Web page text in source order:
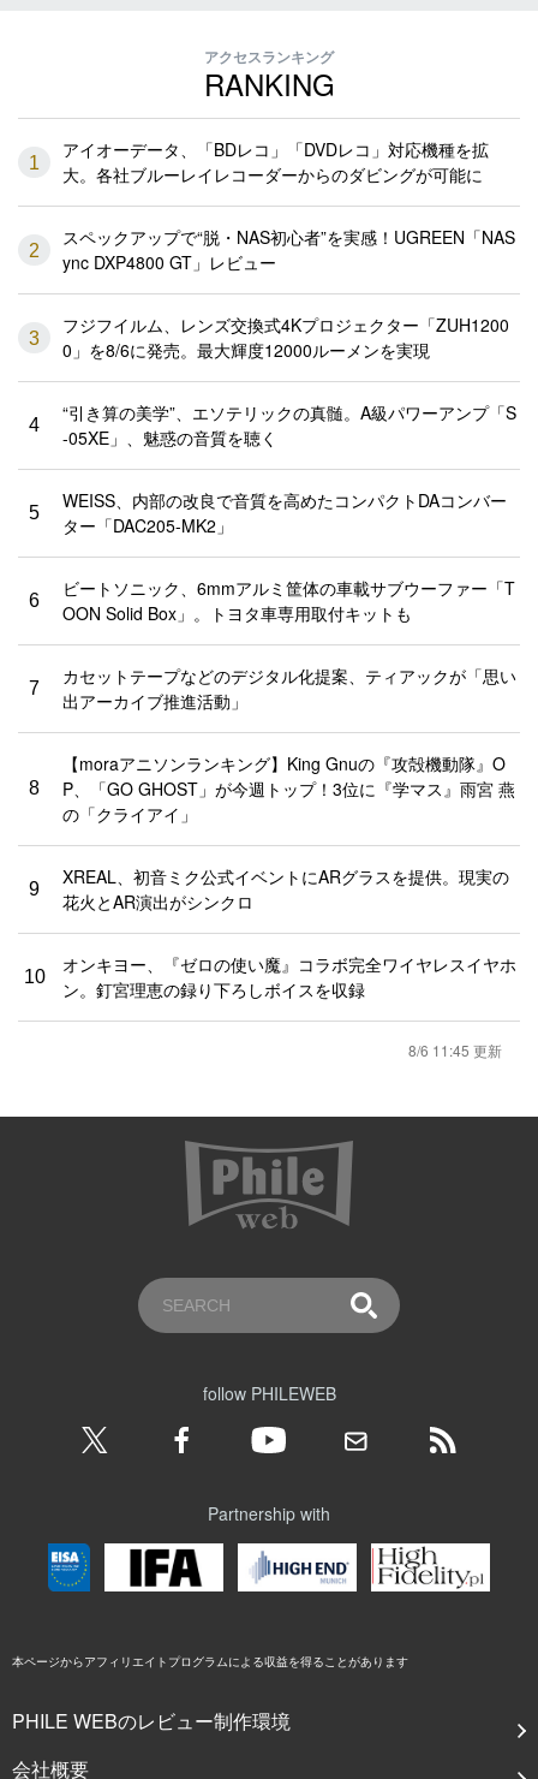
アクセスランキング
RANKING
1
アイオーデータ、「BDレコ」「DVDレコ」対応機種を拡
大。各社ブルーレイレコーダーからのダビングが可能に
2
スペックアップで“脱・NAS初心者”を実感！UGREEN「NAS
ync DXP4800 GT」レビュー
3
フジフイルム、レンズ交換式4Kプロジェクター「ZUH1200
0」を8/6に発売。最大輝度12000ルーメンを実現
4
“引き算の美学”、エソテリックの真髄。A級パワーアンプ「S
-05XE」、魅惑の音質を聴く
5
WEISS、内部の改良で音質を高めたコンパクトDAコンバー
ター「DAC205-MK2」
6
ビートソニック、6mmアルミ筐体の車載サブウーファー「T
OON Solid Box」。トヨタ車専用取付キットも
7
カセットテープなどのデジタル化提案、ティアックが「思い
出アーカイブ推進活動」
8
【moraアニソンランキング】King Gnuの『攻殻機動隊』O
P、「GO GHOST」が今週トップ！3位に『学マス』雨宮 燕
の「クライアイ」
9
XREAL、初音ミク公式イベントにARグラスを提供。現実の
花火とAR演出がシンクロ
10
オンキヨー、『ゼロの使い魔』コラボ完全ワイヤレスイヤホ
ン。釘宮理恵の録り下ろしボイスを収録
8/6 11:45 更新
follow PHILEWEB
Partnership with
本ページからアフィリエイトプログラムによる収益を得ることがあります
PHILE WEBのレビュー制作環境
会社概要